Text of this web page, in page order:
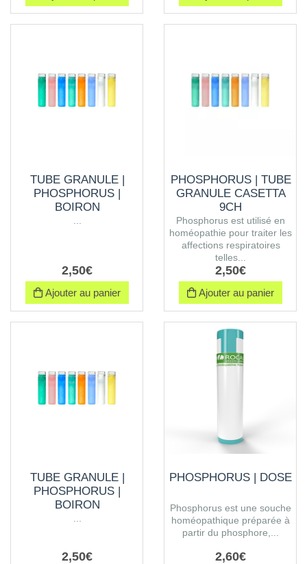
TUBE GRANULE |
PHOSPHORUS |
BOIRON
2,50€
Ajouter au panier
PHOSPHORUS | TUBE
GRANULE CASETTA
9CH
Phosphorus est utilisé en
homéopathie pour traiter les
affections respiratoires
telles...
2,50€
Ajouter au panier
TUBE GRANULE |
PHOSPHORUS |
BOIRON
2,50€
PHOSPHORUS | DOSE
Phosphorus est une souche
homéopathique préparée à
partir du phosphore,...
2,60€